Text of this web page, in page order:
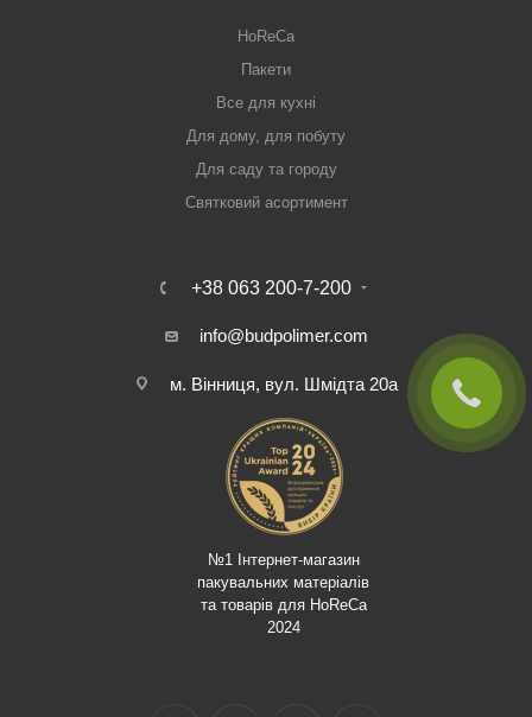
HoReCa
Пакети
Все для кухні
Для дому, для побуту
Для саду та городу
Святковий асортимент
+38 063 200-7-200
info@budpolimer.com
м. Вінниця, вул. Шмідта 20а
№1 Інтернет-магазин
пакувальних матеріалів
та товарів для HoReCa
2024